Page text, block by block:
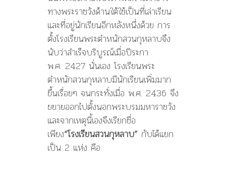
ทางพระราชวังด้านใต้ใช้เป็นที่เล่าเรียน
และที่อยู่นักเรียนอีกหลังหนึ่งด้วย การ
ตั้งโรงเรียนพระตำหนักสวนกุหลาบจึง
นับว่าสำเร็จบริบูรณ์เมื่อปีระกา
พ.ศ. 2427 นั่นเอง โรงเรียนพระ
ตำหนักสวนกุหลาบมีนักเรียนเพิ่มมาก
ขึ้นเรื่อยๆ จนกระทั่งเมื่อ พ.ศ. 2436 จึง
ขยายออกไปตั้งนอกพระบรมมหาราชวัง
และจากเหตุนี้เองจึงเรียกชื่อ
เพียง“โรงเรียนสวนกุหลาบ” กับได้แยก
เป็น 2 แห่ง คือ